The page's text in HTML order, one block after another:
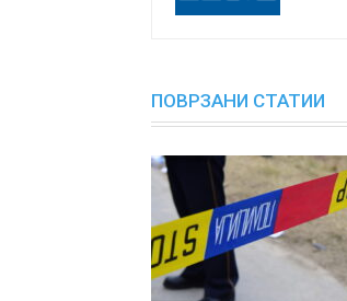
ПОВРЗАНИ СТАТИИ